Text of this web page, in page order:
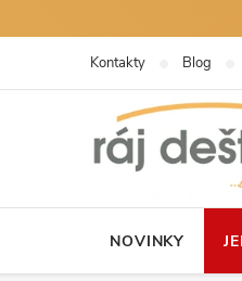
na
Kontakty Blog
NOVINKY